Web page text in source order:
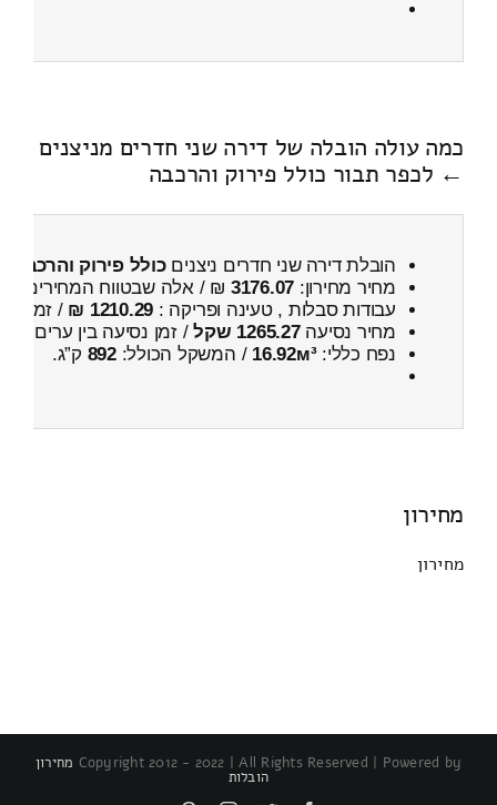
כמה עולה הובלה של דירה שני חדרים מניצנים
← לכפר תבור כולל פירוק והרכבה
הובלת דירה שני חדרים ניצניםכולל פירוק והרכבה
מחיר מחירון: 3176.07 ₪ / אלה שבטווח המחירים
עבודות סבלות , טעינה ופריקה : 1210.29 ₪ / זמן :
מחיר נסיעה1265.27 שקל / זמן נסיעה בין ערים
נפח כללי:16.92м³ / המשקל הכולל:892 ק”ג.
מחירון
מחירון
Copyright 2012 - 2022 | All Rights Reserved | Powered by מחירון
הובלות